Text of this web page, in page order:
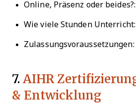
Online, Präsenz oder
Wie viele Stunden
7. AIHR
& Entwicklung